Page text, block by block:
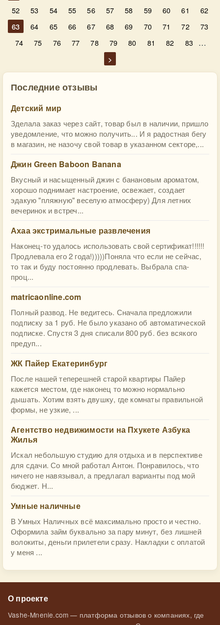
52
53 54 55 56 57 58 59 60 61
62
63
64 65 66 67 68 69 70 71 72
73
74
75 76 77 78 79 80 81 82 83 …
>
Последние отзывы
Детский мир
Зделала заказ через сайт, товар был в наличии, пришло
уведомление, что можно получить... И я радостная бегу
в магазин, не назочу свой товар в указанном секторе,...
Джин Green Baboon Banana
Вкусный и насыщенный джин с банановым ароматом,
хорошо поднимает настроение, освежает, создает
эдакую "пляжную" веселую атмосферу) Для летних
вечеринок и встреч...
Ахаа экстримальные развлечения
Наконец-то удалось использовать свой сертификат!!!!!!
Продлевала его 2 года!)))))Поняла что если не сейчас,
то так и буду постоянно продлевать. Выбрала спа-
проц...
matricaonline.com
Полный развод. Не ведитесь. Сначала предложили
подписку за 1 руб. Не было указано об автоматической
подписке. Спустя 3 дня списали 800 руб. без всякого
предуп...
ЖК Пайер Екатеринбург
После нашей теперешней старой квартиры Пайер
кажется местом, где наконец то можно нормально
дышать. Хотим взять двушку, где комнаты правильной
формы, не узкие, ...
Агентство недвижимости на Пхукете Азбука
Жилья
Искал небольшую студию для отдыха и в перспективе
для сдачи. Со мной работал Антон. Понравилось, что
ничего не навязывал, а предлагал варианты под мой
бюджет. Н...
Умные наличные
В Умных Наличных всё максимально просто и честно.
Оформила займ буквально за пару минут, без лишней
волокиты, деньги прилетели сразу. Накладки с оплатой
у меня ...
О проекте
Vashe-Mnenie.com — платформа отзывов о компаниях, где